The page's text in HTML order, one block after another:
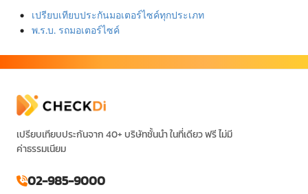
เปรียบเทียบประกันมอเตอร์ไซค์ทุกประเภท
พ.ร.บ. รถมอเตอร์ไซค์
เปรียบเทียบประกันจาก 40+ บริษัทชั้นนำ ในที่เดียว ฟรี ไม่มี
ค่าธรรมเนียม
02-985-9000